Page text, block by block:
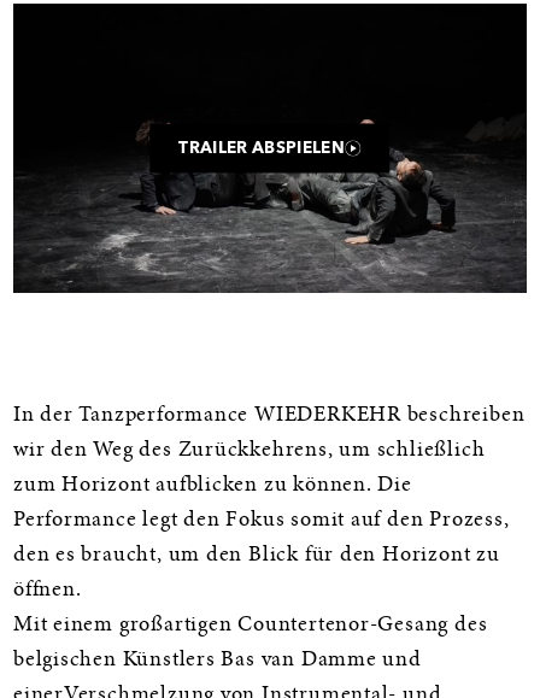
TRAILER ABSPIELEN
Informationen
In der Tanzperformance WIEDERKEHR beschreiben
wir den Weg des Zurückkehrens, um schließlich
zum Horizont aufblicken zu können. Die
Performance legt den Fokus somit auf den Prozess,
den es braucht, um den Blick für den Horizont zu
öffnen.
Mit einem großartigen Countertenor-Gesang des
belgischen Künstlers Bas van Damme und